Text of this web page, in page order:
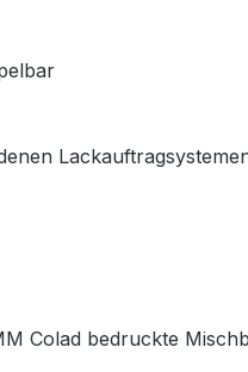
Colad bedruckte